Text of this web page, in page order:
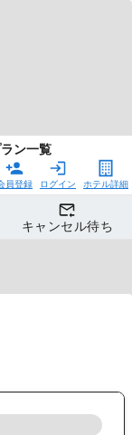
ン一覧
ホテル詳細
ログイン
員登録
キャンセル待ち